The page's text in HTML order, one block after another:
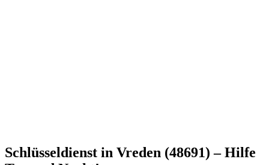
Schlüsseldienst in Vreden (48691) – Hilfe